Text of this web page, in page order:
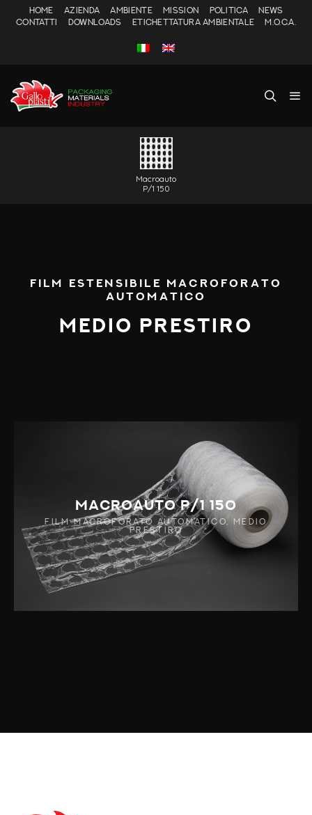
HOME AZIENDA AMBIENTE MISSION POLITICA
NEWS
CONTATTI
DOWNLOADS ETICHETTATURA AMBIENTALE M.O.C.A.
Macroauto
P/1 150
FILM ESTENSIBILE MACROFORATO
AUTOMATICO
MEDIO PRESTIRO
MACROAUTO P/1 150
FILM MACROFORATO AUTOMATICO, MEDIO
PRESTIRO